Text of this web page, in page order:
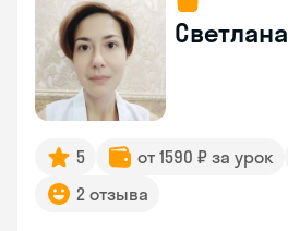
Светлана
5 от 1590 ₽ за урок
2 отзыва